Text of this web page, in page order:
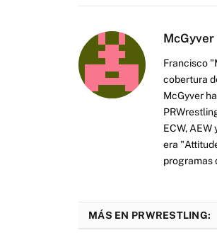
McGyver
Francisco
cobertura
McGyver
ECW,
era
programas
MÁS EN PRWRESTLING: